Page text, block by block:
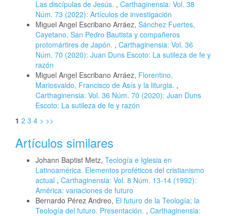
Las discípulas de Jesús. , Carthaginensia: Vol. 38
Núm. 73 (2022): Artículos de investigación
Miguel Angel Escribano Arráez, Sánchez Fuertes,
Cayetano, San Pedro Bautista y compañeros
protomártires de Japón. , Carthaginensia: Vol. 36
Núm. 70 (2020): Juan Duns Escoto: La sutileza de fe y
razón
Miguel Angel Escribano Arráez, Florentino,
Mariosvaldo, Francisco de Asís y la liturgia. ,
Carthaginensia: Vol. 36 Núm. 70 (2020): Juan Duns
Escoto: La sutileza de fe y razón
1 2 3 4 > >>
Artículos similares
Johann Baptist Metz, Teología e Iglesia en
Latinoamérica. Elementos proféticos del cristianismo
actual , Carthaginensia: Vol. 8 Núm. 13-14 (1992):
América: variaciones de futuro
Bernardo Pérez Andreo, El futuro de la Teología; la
Teología del futuro. Presentación. , Carthaginensia: